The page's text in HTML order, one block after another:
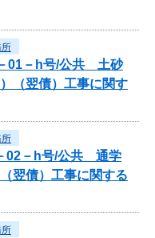
01－h号/公共 土砂
（翌債）工事に関す
02－h号/公共 通学
翌債）工事に関する